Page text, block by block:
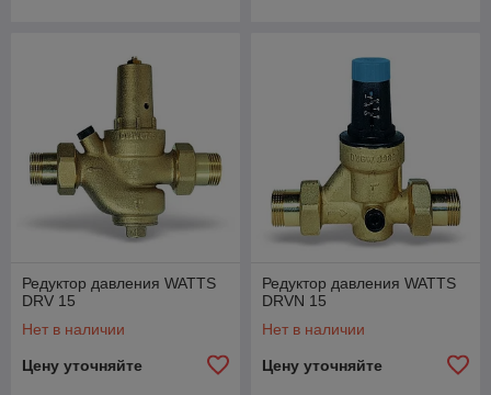
Редуктор давления WATTS
DRV 15
Нет в наличии
Цену уточняйте
Редуктор давления WATTS
DRVN 15
Нет в наличии
Цену уточняйте